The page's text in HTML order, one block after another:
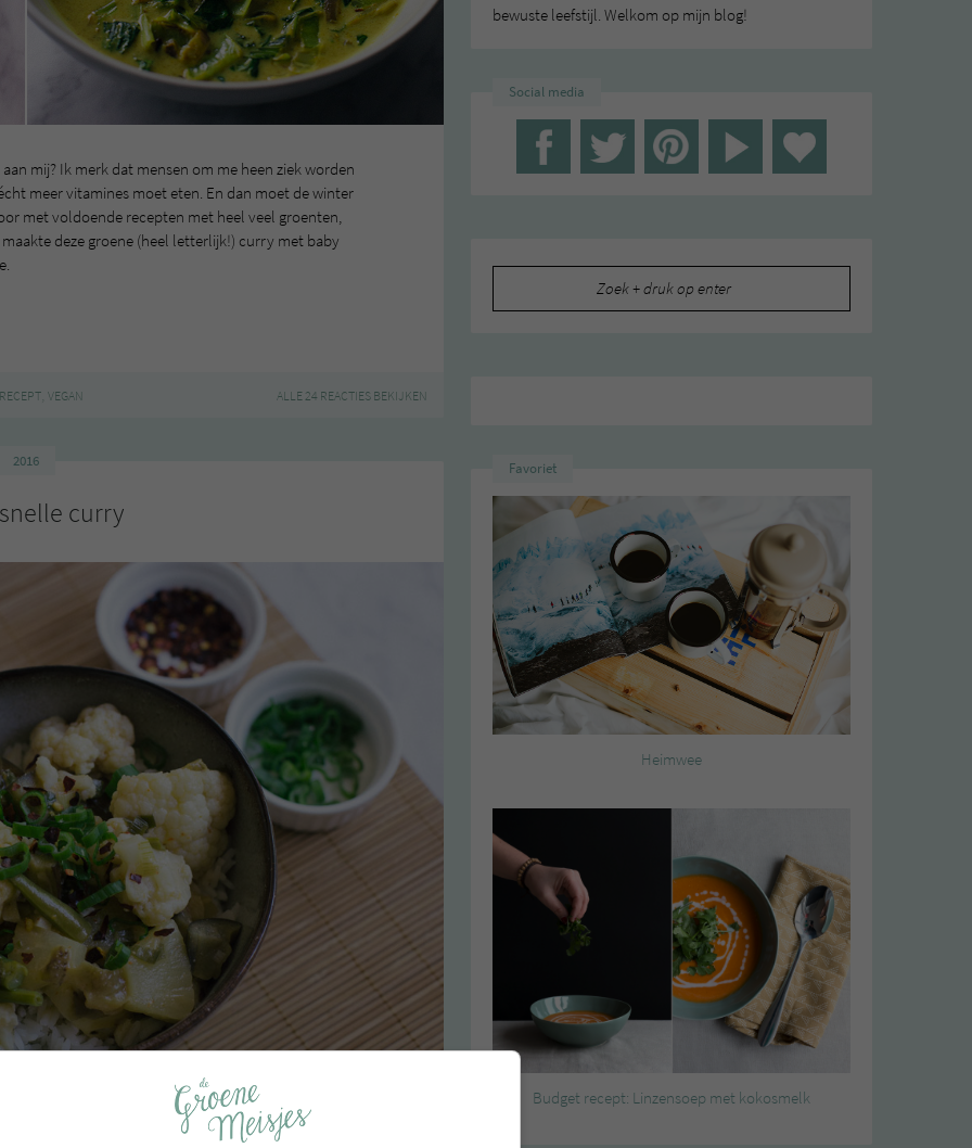
mij? Ik merk dat mensen om me heen ziek worden
meer vitamines moet eten. En dan moet de winter
met voldoende recepten met heel veel groenten,
deze groene (heel letterlijk!) curry met baby
RECEPT, VEGAN ALLE 24 REACTIES BEKIJKEN
2016
curry
bewuste leefstijl. Welkom op mijn blog!
Social media
Favoriet
Heimwee
Budget recept: Linzensoep met kokosmelk